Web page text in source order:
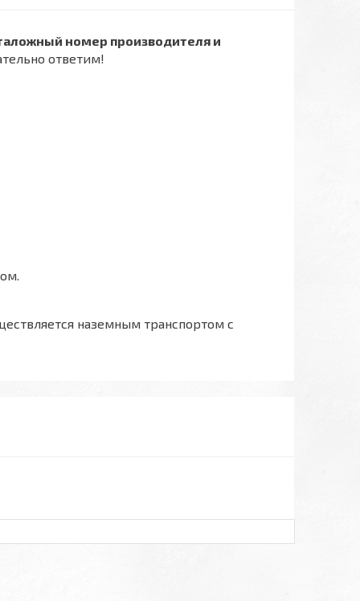
номер производителя и
ответим!
наземным транспортом с